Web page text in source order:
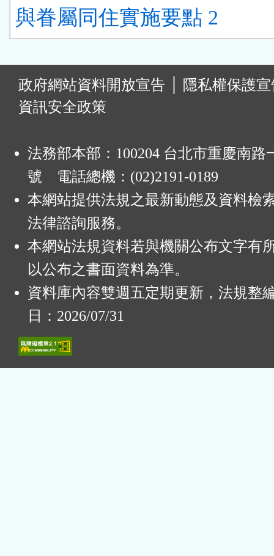
與眷屬同住實施要點 2
政府網站資料開放宣告
隱私權保護
資訊安全政策
法務部本部：100204 台北市重慶南路
號 電話總機：(02)2191-0189
本網站提供法規之最新動態及資料檢
法律諮詢服務。
本網站法規資料若與機關公布文字有
以公布之書面資料為準。
資料庫內容雙週五定期更新，法規整
日：2026/07/31